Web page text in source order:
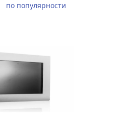
по популярности